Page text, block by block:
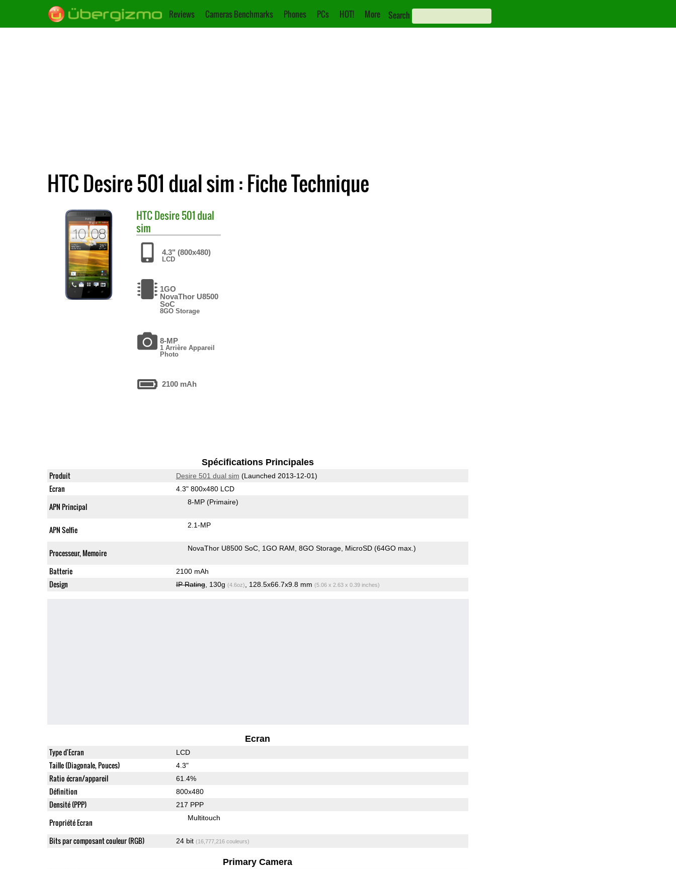
Reviews Cameras Benchmarks Phones PCs HOT! More Search
HTC Desire 501 dual sim : Fiche Technique
HTCDesire 501 dual
sim
4.3" (800x480)
LCD
1GO
NovaThor U8500
SoC
8GO Storage
8-MP
1 Arrière Appareil
Photo
2100 mAh
Spécifications Principales
Produit Desire 501 dual sim (Launched 2013-12-01)
Ecran 4.3" 800x480 LCD
APN Principal 8-MP (Primaire)
APN Selfie 2.1-MP
Processeur, Memoire NovaThor U8500 SoC 1GO RAM 8GO Storage MicroSD (64GO max.)
Batterie 2100 mAh
Design IP Rating, 130g (4.6oz) , 128.5x66.7x9.8 mm (5.06 x 2.63 x 0.39 inches)
Ecran
Type d'Ecran LCD
Taille (Diagonale, Pouces) 4.3"
Ratio écran/appareil 61.4%
Définition 800x480
Densité (PPP) 217 PPP
Propriété Ecran Multitouch
Bits par composant couleur (RGB) 24 bit (16,777,216 couleurs)
Primary Camera